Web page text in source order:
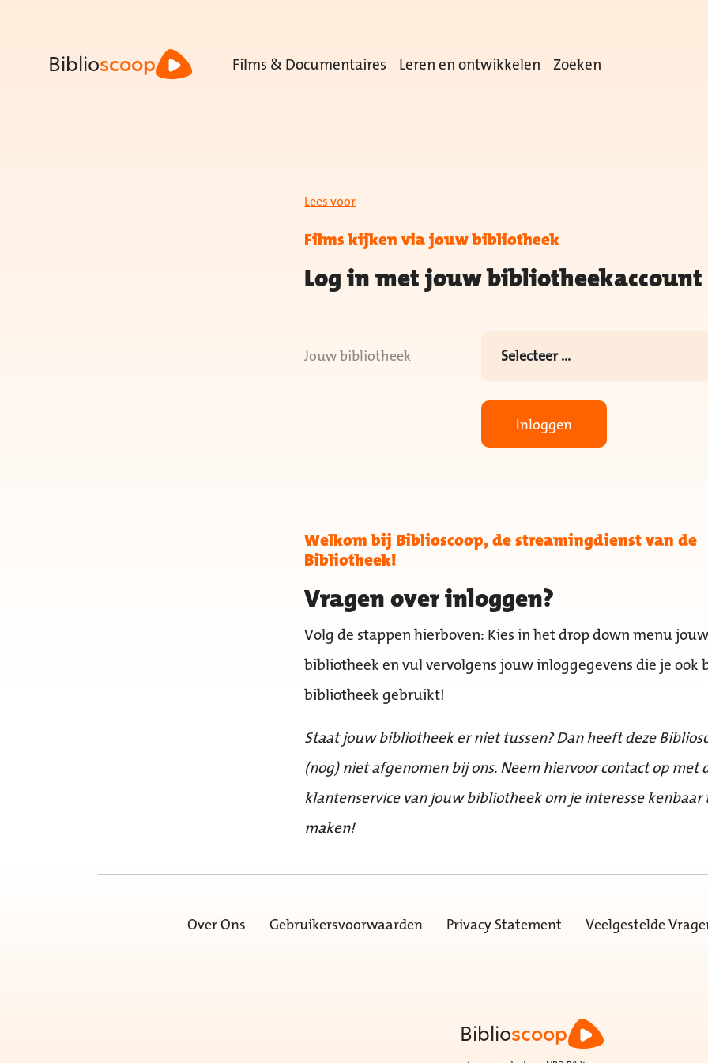
Biblioscoop Films & Documentaires Leren en ontwikkelen Zoeken
Lees voor
Films kijken via jouw bibliotheek
Log in met jouw bibliotheekaccount
Jouw bibliotheek
Inloggen
Welkom bij Biblioscoop, de streamingdienst van de
Bibliotheek!
Vragen over inloggen?
Volg de stappen hierboven: Kies in het drop down menu jouw
bibliotheek en vul vervolgens jouw inloggegevens die je ook
bibliotheek gebruikt!
Staat jouw bibliotheek er niet tussen? Dan heeft deze
(nog) niet afgenomen bij ons. Neem hiervoor contact op met
klantenservice van jouw bibliotheek om je interesse kenbaar
maken!
Over Ons Gebruikersvoorwaarden Privacy Statement Veelgestelde
Biblioscoop